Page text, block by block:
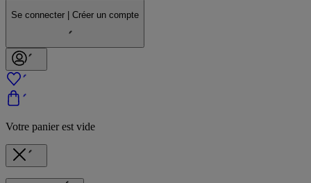
Se connecter | Créer un compte
Votre panier est vide